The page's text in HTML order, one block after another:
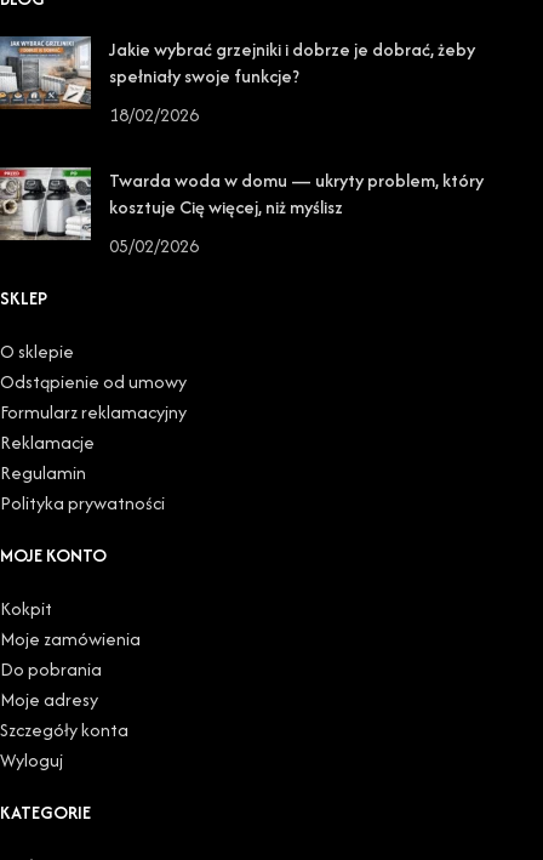
Jakie wybrać grzejniki i dobrze je dobrać, żeby
spełniały swoje funkcje?
18/02/2026
Twarda woda w domu — ukryty problem, który
kosztuje Cię więcej, niż myślisz
05/02/2026
SKLEP
O sklepie
Odstąpienie od umowy
Formularz reklamacyjny
Reklamacje
Regulamin
Polityka prywatności
MOJE KONTO
Kokpit
Moje zamówienia
Do pobrania
Moje adresy
Szczegóły konta
Wyloguj
KATEGORIE